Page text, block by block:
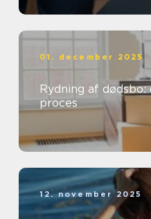
01. december 2025
Rydning af
proces
12. november 2025